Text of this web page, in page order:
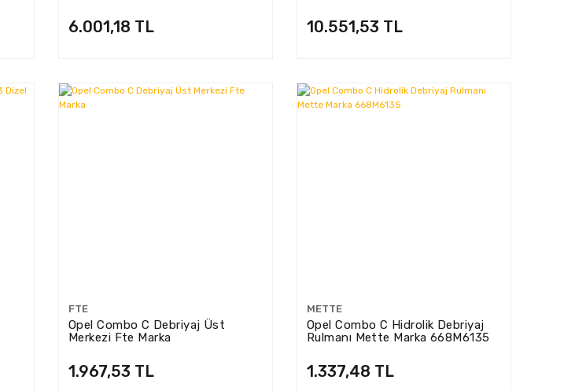
6.001,18 TL 10.551,53 TL
FTE
Opel Combo C Debriyaj Üst
Merkezi Fte Marka
1.967,53 TL
METTE
Opel Combo C Hidrolik Debriyaj
Rulmanı Mette Marka 668M6135
1.337,48 TL